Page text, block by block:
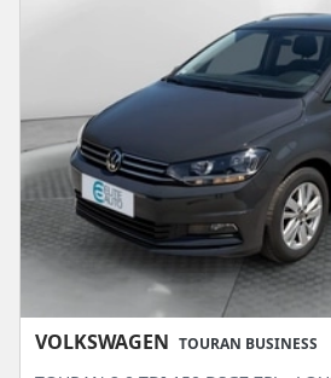
VOLKSWAGEN TOURAN BUSINESS